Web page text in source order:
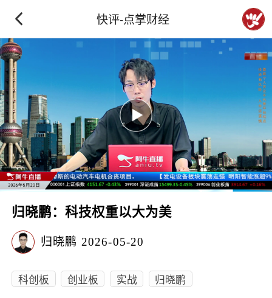
快评-点掌财经
归晓鹏：科技权重以大为美
归晓鹏 2026-05-20
科创板 创业板 实战 归晓鹏